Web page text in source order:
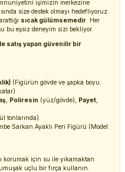
işimizin merkezine
size destek olmayı hedefliyoruz.
sıcak gülümsemedir . Her
bu eşsiz deneyim sizi bekliyor.
satış yapan güvenilir bir
(Figürün gövde ve şapka boyu.
Poliresin (yüz/gövde), Payet
tonlarında).
Sarkan Ayaklı Peri Figürü (Model:
korumak için su ile yıkamaktan
uçlu bir fırça kullanın.